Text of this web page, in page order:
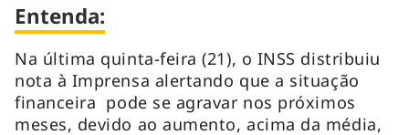
Entenda:
Na última quinta-feira (21), o INSS distribuiu
nota à Imprensa alertando que a situação
financeira pode se agravar nos próximos
meses, devido ao aumento, acima da média,